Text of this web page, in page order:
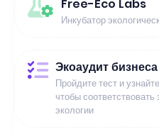
Free-Eco Labs
Инкубатор
Экоаудит бизнеса
Пройдите тест и
чтобы
экологии